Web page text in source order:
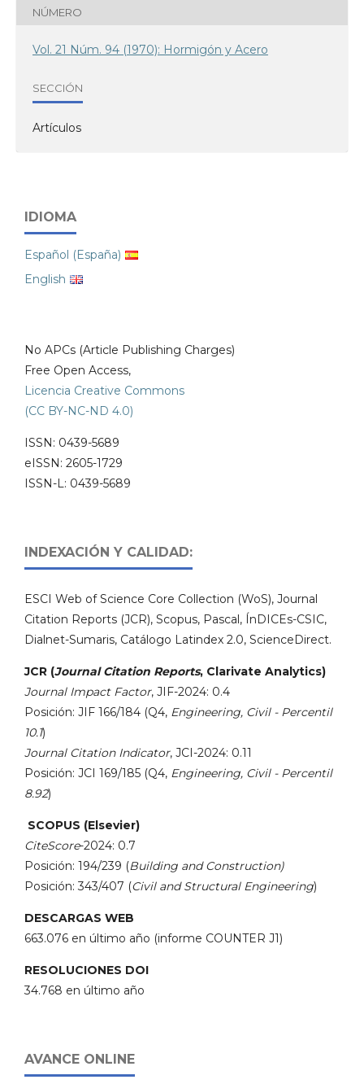
NÚMERO
Vol. 21 Núm. 94 (1970): Hormigón y Acero
SECCIÓN
Artículos
IDIOMA
Español (España)
English
No APCs (Article Publishing Charges)
Free Open Access,
Licencia Creative Commons
(CC BY-NC-ND 4.0)
ISSN: 0439-5689
eISSN: 2605-1729
ISSN-L: 0439-5689
INDEXACIÓN Y CALIDAD:
ESCI Web of Science Core Collection (WoS), Journal
Citation Reports (JCR), Scopus, Pascal, ÍnDICEs-CSIC,
Dialnet-Sumaris, Catálogo Latindex 2.0, ScienceDirect.
JCR (Journal Citation Reports, Clarivate Analytics)
Journal Impact Factor, JIF-2024: 0.4
Posición: JIF 166/184 (Q4, Engineering, Civil - Percentil
10.1)
Journal Citation Indicator, JCI-2024: 0.11
Posición: JCI 169/185 (Q4, Engineering, Civil - Percentil
8.92)
SCOPUS (Elsevier)
CiteScore-2024: 0.7
Posición: 194/239 (Building and Construction)
Posición: 343/407 (Civil and Structural Engineering)
DESCARGAS WEB
663.076 en último año (informe COUNTER J1)
RESOLUCIONES DOI
34.768 en último año
AVANCE ONLINE